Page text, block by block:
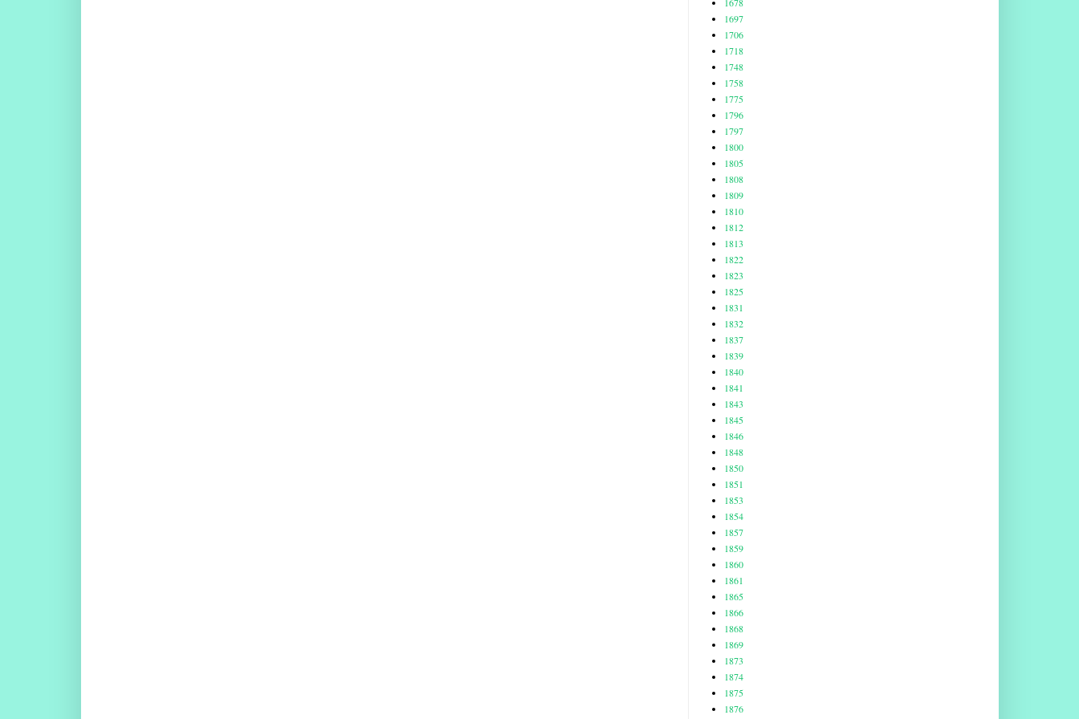
1697
1706
1718
1748
1758
1775
1796
1797
1800
1805
1808
1809
1810
1812
1813
1822
1823
1825
1831
1832
1837
1839
1840
1841
1843
1845
1846
1848
1850
1851
1853
1854
1857
1859
1860
1861
1865
1866
1868
1869
1873
1874
1875
1876